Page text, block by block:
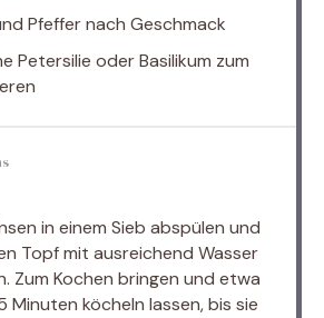
Pfeffer nach Geschmack
Petersilie oder Basilikum zum
in einem Sieb abspülen und
Topf mit ausreichend Wasser
Zum Kochen bringen und etwa
Minuten köcheln lassen, bis sie